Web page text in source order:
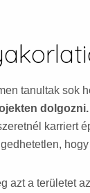
tanultak sok
dolgozni.
karriert
hogy
azt a területet